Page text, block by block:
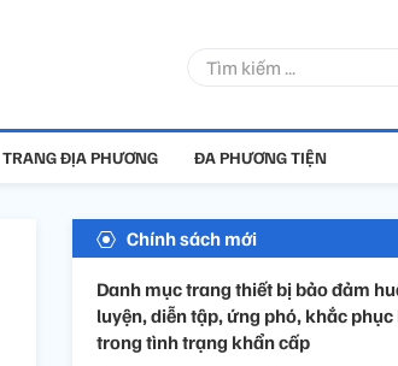
TRANG ĐỊA PHƯƠNG ĐA PHƯƠNG TIỆN
Chính sách mới
Danh mục trang thiết bị bảo đảm
luyện, diễn tập, ứng phó, khắc
trong tình trạng khẩn cấp